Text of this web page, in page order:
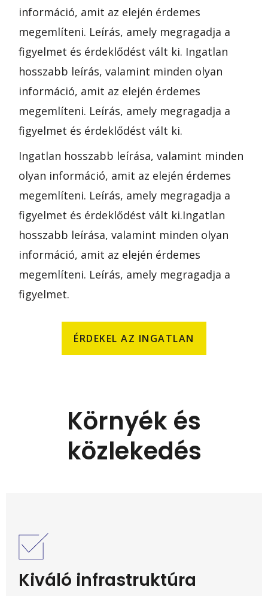
információ, amit az elején érdemes
megemlíteni. Leírás, amely megragadja a
figyelmet és érdeklődést vált ki. Ingatlan
hosszabb leírás, valamint minden olyan
információ, amit az elején érdemes
megemlíteni. Leírás, amely megragadja a
figyelmet és érdeklődést vált ki.
Ingatlan hosszabb leírása, valamint minden
olyan információ, amit az elején érdemes
megemlíteni. Leírás, amely megragadja a
figyelmet és érdeklődést vált ki.Ingatlan
hosszabb leírása, valamint minden olyan
információ, amit az elején érdemes
megemlíteni. Leírás, amely megragadja a
figyelmet.
ÉRDEKEL AZ INGATLAN
Környék és
közlekedés
Kiváló infrastruktúra